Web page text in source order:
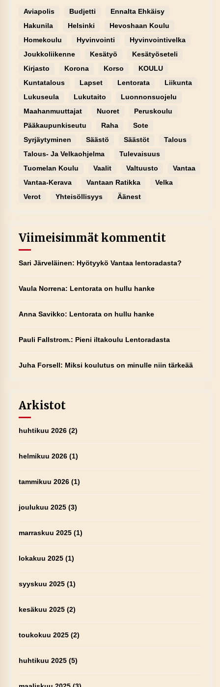
Aviapolis Budjetti
Ennalta Ehkäisy
Hakunila
Helsinki
Hevoshaan Koulu
Homekoulu
Hyvinvointi
Hyvinvointivelka
Joukkoliikenne
Kesätyö
Kesätyöseteli
Kirjasto
Korona Korso
KOULU
Kuntatalous
Lapset Lentorata
Liikunta
Lukuseula
Lukutaito
Luonnonsuojelu
Maahanmuuttajat
Nuoret
Peruskoulu
Pääkaupunkiseutu
Raha
Sote
Syrjäytyminen
Säästö Säästöt
Talous
Talous- Ja Velkaohjelma
Tulevaisuus
Tuomelan Koulu
Vaalit Valtuusto
Vantaa
Vantaa-Kerava
Vantaan Ratikka
Velka
Verot
Yhteisöllisyys Äänest
Viimeisimmät kommentit
Sari Järveläinen: Hyötyykö Vantaa lentoradasta?
Vaula Norrena: Lentorata on hullu hanke
Anna Savikko: Lentorata on hullu hanke
Pauli Fallstrom.: Pieni iltakoulu Lentoradasta
Juha Forsell: Miksi koulutus on minulle niin tärkeää
Arkistot
huhtikuu 2026(2)
helmikuu 2026(1)
tammikuu 2026(1)
joulukuu 2025(3)
marraskuu 2025(1)
lokakuu 2025(1)
syyskuu 2025(1)
kesäkuu 2025(2)
toukokuu 2025(2)
huhtikuu 2025(5)